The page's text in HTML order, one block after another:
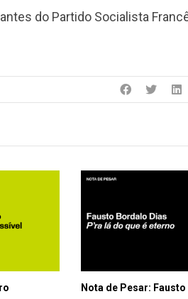
do Partido Socialista
Nota de Pesar: Fausto